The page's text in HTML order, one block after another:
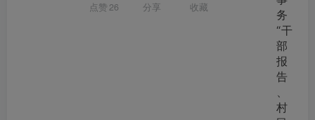
点赞 26 分享 收藏